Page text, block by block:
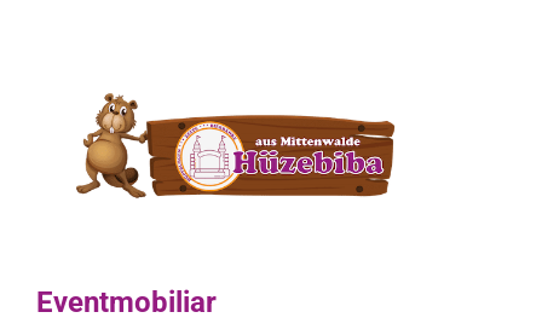
Eventmobiliar